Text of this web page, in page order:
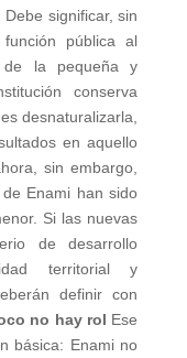
significar, sin
pública al
de la pequeña y
conserva
desnaturalizarla,
en aquello
sin embargo,
Enami han sido
Si las nuevas
de desarrollo
territorial y
definir con
no hay rol Ese
básica: Enami no